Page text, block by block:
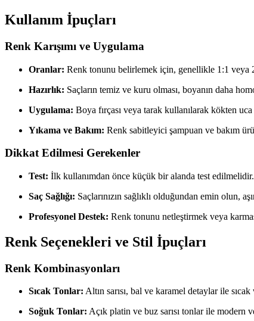
Kullanım İpuçları
Renk Karışımı ve Uygulama
Oranlar: Renk tonunu belirlemek için, genellikle 1:1 veya
Hazırlık: Saçların temiz ve kuru olması, boyanın daha
Uygulama: Boya fırçası veya tarak kullanılarak kökten
Yıkama ve Bakım: Renk sabitleyici şampuan ve bakım
Dikkat Edilmesi Gerekenler
Test: İlk kullanımdan önce küçük bir alanda test edilmelidir.
Saç Sağlığı: Saçlarınızın sağlıklı olduğundan emin olun,
Profesyonel Destek: Renk tonunu netleştirmek veya
Renk Seçenekleri ve Stil İpuçları
Renk Kombinasyonları
Sıcak Tonlar: Altın sarısı, bal ve karamel detaylar ile
Soğuk Tonlar: Açık platin ve buz sarısı tonlar ile modern